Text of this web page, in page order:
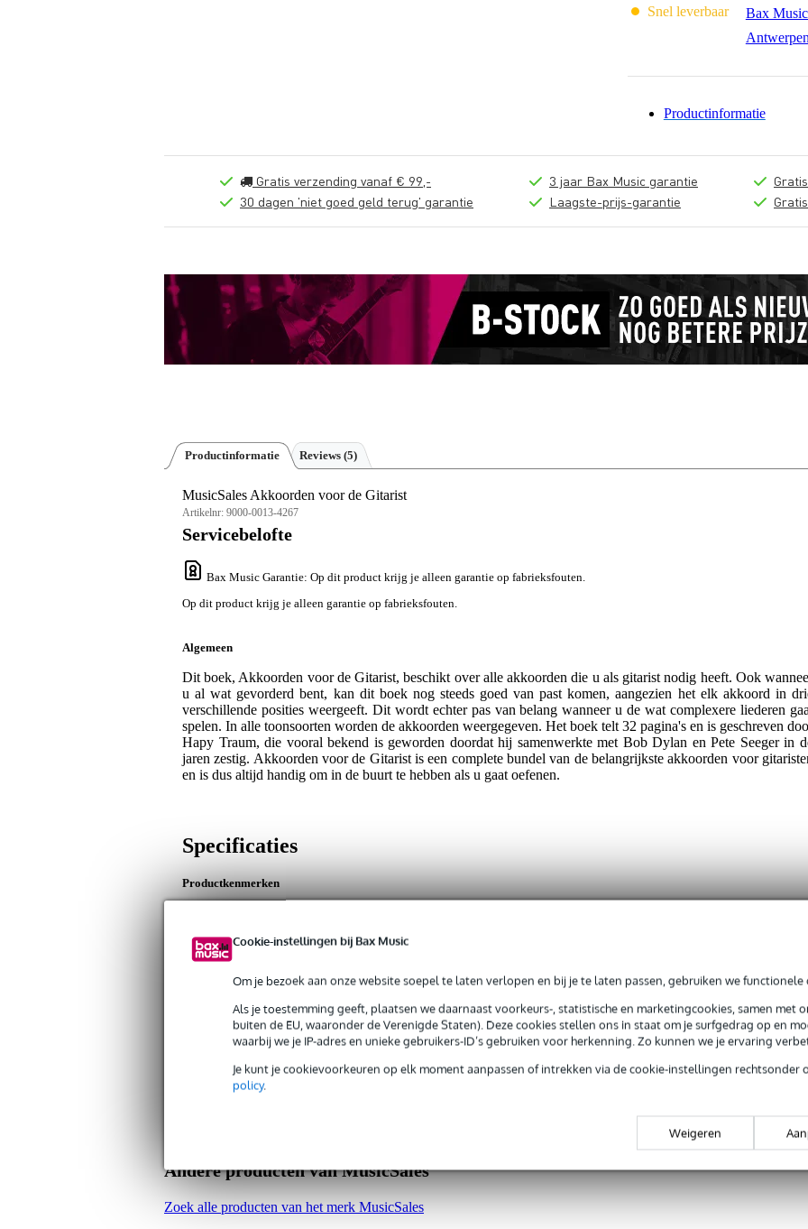
Cookie-instellingen bij Bax Music
Om je bezoek aan onze website soepel te laten verlopen en bij je te laten passen, gebruiken we functionele
Als je toestemming geeft, plaatsen we daarnaast voorkeurs-, statistische en marketingcookies, samen met
buiten de EU, waaronder de Verenigde Staten). Deze cookies stellen ons in staat om je surfgedrag op en
waarbij we je IP-adres en unieke gebruikers-ID’s gebruiken voor herkenning. Zo kunnen we je ervaring
Je kunt je cookievoorkeuren op elk moment aanpassen of intrekken via de cookie-instellingen rechtsonder
policy.
Weigeren
Snel leverbaar
Bax
Antwerpen
Productinformatie
Gratis verzending vanaf € 99,-
30 dagen 'niet goed geld terug' garantie
3 jaar Bax Music garantie
Laagste-prijs-garantie
Productinformatie Reviews (5)
MusicSales Akkoorden voor de Gitarist
Artikelnr: 9000-0013-4267
Servicebelofte
Bax Music Garantie: Op dit product krijg je alleen garantie op fabrieksfouten.
Op dit product krijg je alleen garantie op fabrieksfouten.
Algemeen
Dit boek, Akkoorden voor de Gitarist, beschikt over alle akkoorden die u als gitarist nodig heeft. Ook
u al wat gevorderd bent, kan dit boek nog steeds goed van past komen, aangezien het elk akkoord in
verschillende posities weergeeft. Dit wordt echter pas van belang wanneer u de wat complexere liederen
spelen. In alle toonsoorten worden de akkoorden weergegeven. Het boek telt 32 pagina's en is geschreven
Hapy Traum, die vooral bekend is geworden doordat hij samenwerkte met Bob Dylan en Pete Seeger in
jaren zestig. Akkoorden voor de Gitarist is een complete bundel van de belangrijkste akkoorden voor
en is dus altijd handig om in de buurt te hebben als u gaat oefenen.
Specificaties
Productkenmerken
Taal
Nederlands
Type gitaar
gitaar algemeen
Gewicht en afmetingen inclusief verpakking
Gewicht (incl. verpakking)
auteur: Happy Traum
Andere producten van MusicSales
Zoek alle producten van het merk MusicSales